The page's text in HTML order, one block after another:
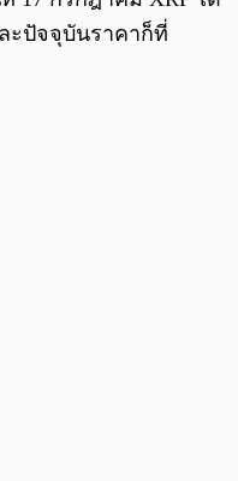
ะปัจจุบันราคาก็ที่